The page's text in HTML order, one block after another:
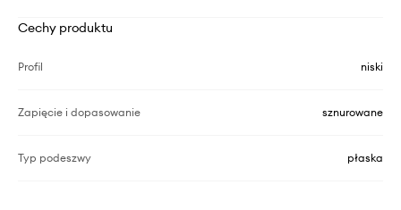
Cechy produktu
Profil niski
Zapięcie i dopasowanie sznurowane
Typ podeszwy płaska